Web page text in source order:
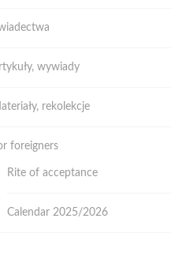
wywiady
rekolekcje
foreigners
Rite of acceptance
Calendar 2025/2026